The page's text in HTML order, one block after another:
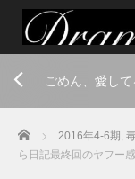
ごめん、愛して
Home 2016年4-6期 ,
ら日記最終回のヤフー